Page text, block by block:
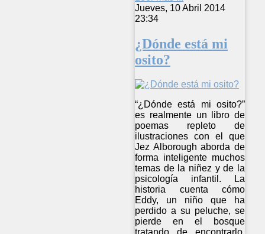
Jueves, 10 Abril 2014
23:34
¿Dónde está mi
osito?
“¿Dónde está mi osito?”
es realmente un libro de
poemas repleto de
ilustraciones con el que
Jez Alborough aborda de
forma inteligente muchos
temas de la niñez y de la
psicología infantil. La
historia cuenta cómo
Eddy, un niño que ha
perdido a su peluche, se
pierde en el bosque